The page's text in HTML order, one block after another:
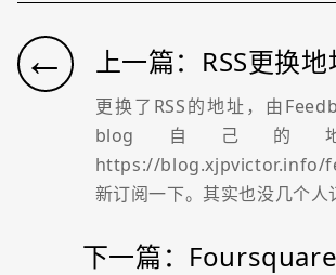
← 上一篇：RSS更换地
更换了RSS的地址，由
blog自己的
https://blog.xjpvictor.info/
新订阅一下。其实也没几个人
下一篇：